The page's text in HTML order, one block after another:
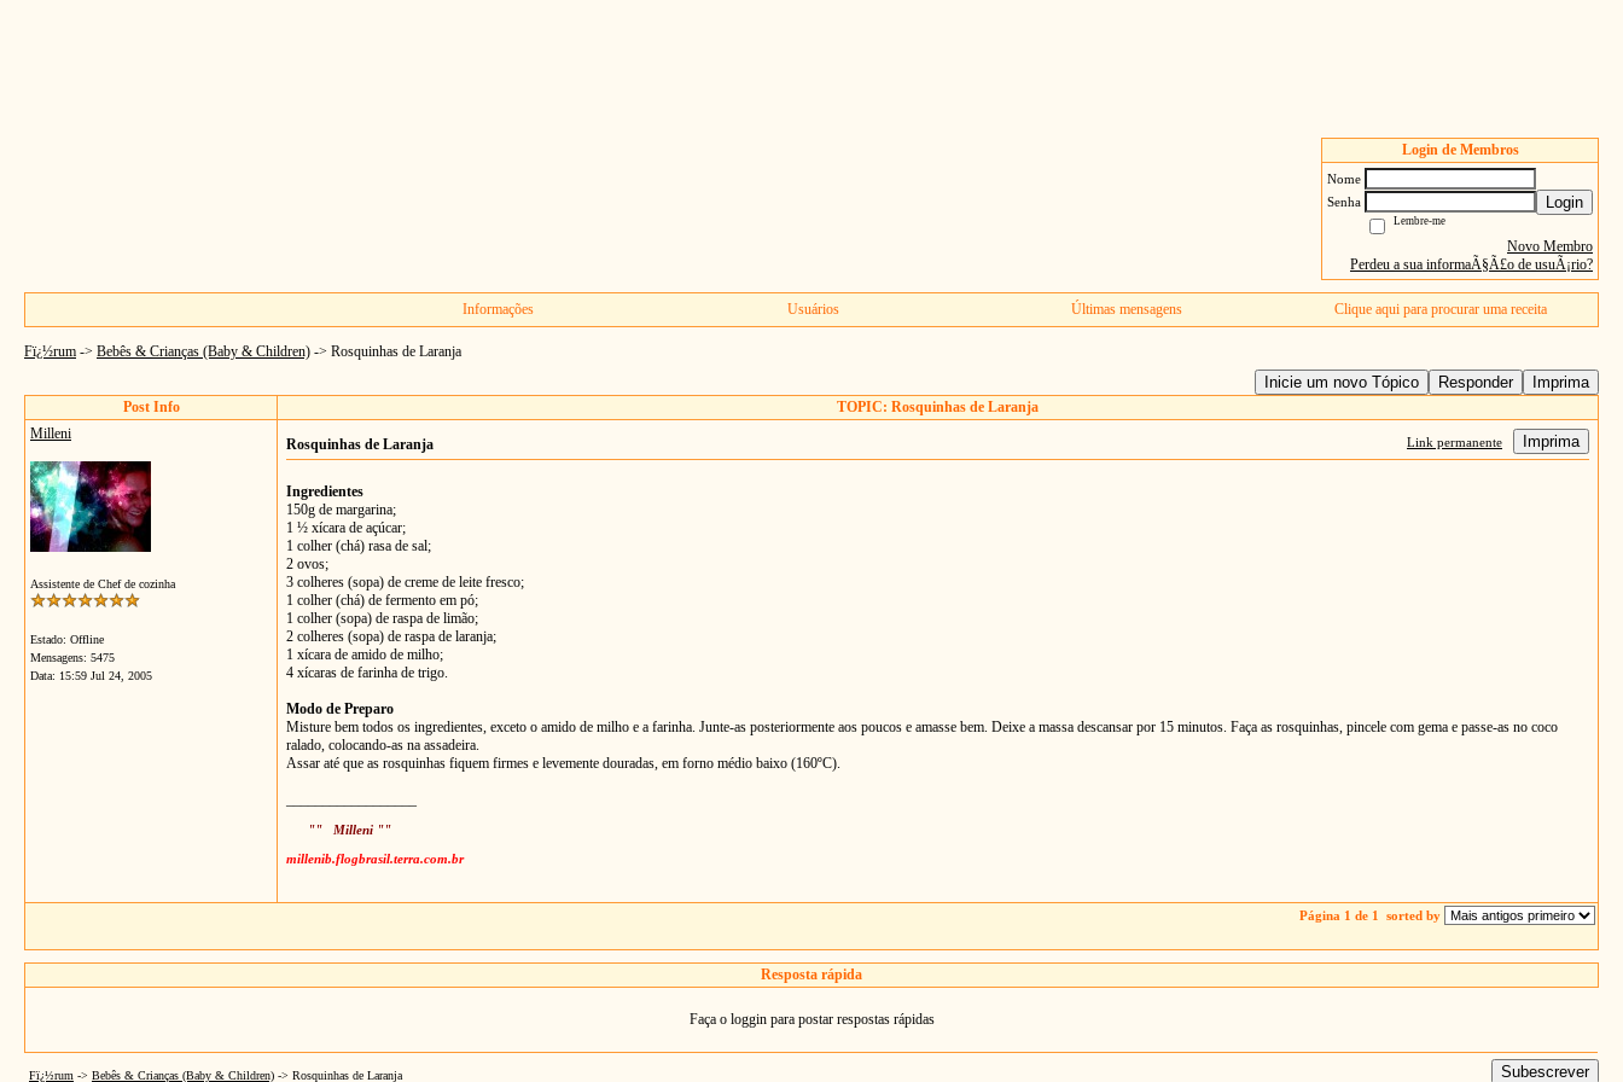
Login de Membros
Nome
Senha
Login
Lembre-me
Novo Membro
Perdeu a sua informaÃ§Ã£o de usuÃ¡rio?
Informações Usuários Últimas mensagens Clique aqui para procurar uma receita
Fï¿½rum -> Bebês & Crianças (Baby & Children) -> Rosquinhas de Laranja
Inicie um novo Tópico Responder Imprima
Post Info
TOPIC: Rosquinhas de Laranja
Milleni
Assistente de Chef de cozinha
Estado: Offline
Mensagens: 5475
Data: 15:59 Jul 24, 2005
Rosquinhas de Laranja Link permanente Imprima
Ingredientes
150g de margarina;
1 ½ xícara de açúcar;
1 colher (chá) rasa de sal;
2 ovos;
3 colheres (sopa) de creme de leite fresco;
1 colher (chá) de fermento em pó;
1 colher (sopa) de raspa de limão;
2 colheres (sopa) de raspa de laranja;
1 xícara de amido de milho;
4 xícaras de farinha de trigo.
Modo de Preparo
Misture bem todos os ingredientes, exceto o amido de milho e a farinha. Junte-as posteriormente aos poucos e amasse bem. Deixe a massa descansar por 15 minutos. Faça as rosquinhas, pincele com gema e passe-as no coco
ralado, colocando-as na assadeira.
Assar até que as rosquinhas fiquem firmes e levemente douradas, em forno médio baixo (160ºC).
"" Milleni ""
millenib.flogbrasil.terra.com.br
Página 1 de 1 sorted by
Resposta rápida
Faça o loggin para postar respostas rápidas
Fï¿½rum -> Bebês & Crianças (Baby & Children) -> Rosquinhas de Laranja Subescrever